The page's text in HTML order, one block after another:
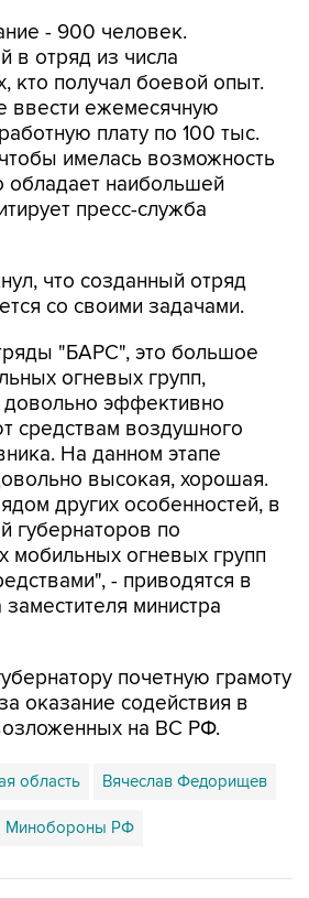
- 900 человек.
в отряд из числа
кто получал боевой опыт.
ввести ежемесячную
плату по 100 тыс.
имелась возможность
обладает наибольшей
пресс-служба
что созданный отряд
со своими задачами.
"БАРС", это большое
огневых групп,
эффективно
средствам воздушного
На данном этапе
высокая, хорошая.
других особенностей, в
губернаторов по
мобильных огневых групп
- приводятся в
министра
почетную грамоту
оказание содействия в
на ВС РФ.
область Вячеслав Федорищев
Минобороны РФ